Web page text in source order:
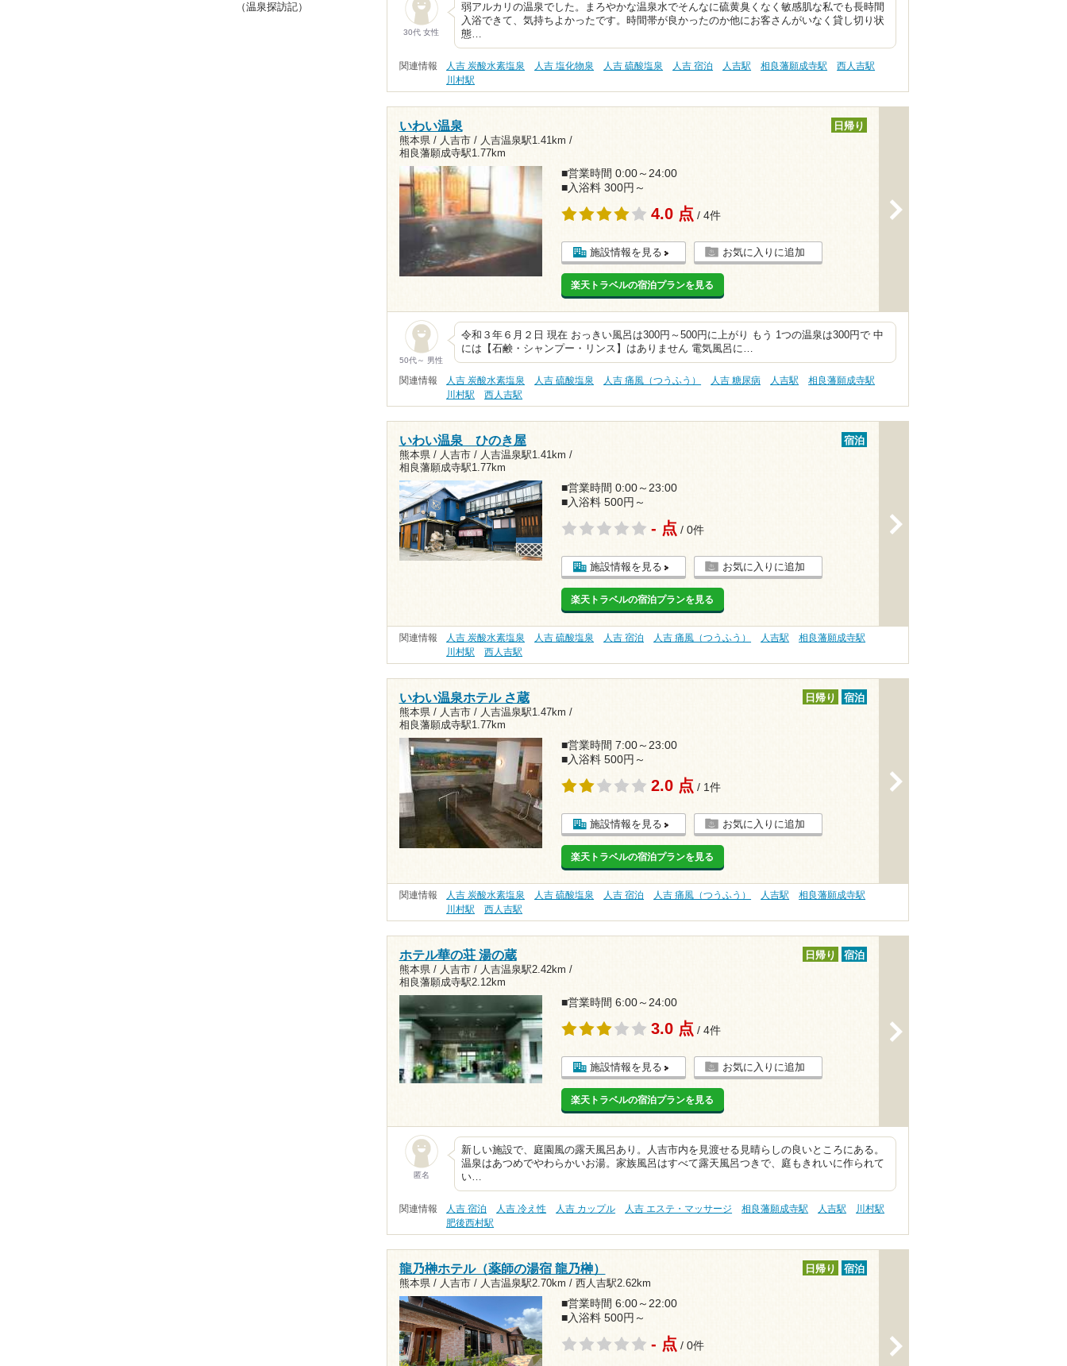
30代 女性
弱アルカリの温泉でした。まろやかな温泉水でそんなに硫黄臭くなく敏感肌な私でも長時間
入浴できて、気持ちよかったです。時間帯が良かったのか他にお客さんがいなく貸し切り状
態…
関連情報 人吉 炭酸水素塩泉 人吉 塩化物泉 人吉 硫酸塩泉 人吉 宿泊 人吉駅 相良藩願成寺駅
西人吉駅
川村駅
いわい温泉
熊本県 / 人吉市 / 人吉温泉駅1.41km /
相良藩願成寺駅1.77km
日帰り
■営業時間 0:00～24:00
■入浴料 300円～
4.0 点 / 4件
施設情報を見る お気に入りに追加
楽天トラベルの宿泊プランを見る
50代～ 男性
令和３年６月２日 現在 おっきい風呂は300円～500円に上がり もう 1つの温泉は300円で 中
には【石鹸・シャンプー・リンス】はありません 電気風呂に…
関連情報 人吉 炭酸水素塩泉 人吉 硫酸塩泉 人吉 痛風（つうふう） 人吉 糖尿病 人吉駅
相良藩願成寺駅
川村駅
西人吉駅
いわい温泉 ひのき屋
熊本県 / 人吉市 / 人吉温泉駅1.41km /
相良藩願成寺駅1.77km
宿泊
■営業時間 0:00～23:00
■入浴料 500円～
- 点 / 0件
施設情報を見る お気に入りに追加
楽天トラベルの宿泊プランを見る
関連情報 人吉 炭酸水素塩泉 人吉 硫酸塩泉 人吉 宿泊 人吉 痛風（つうふう） 人吉駅
相良藩願成寺駅
川村駅
西人吉駅
いわい温泉ホテル さ蔵
熊本県 / 人吉市 / 人吉温泉駅1.47km /
相良藩願成寺駅1.77km
日帰り 宿泊
■営業時間 7:00～23:00
■入浴料 500円～
2.0 点 / 1件
施設情報を見る お気に入りに追加
楽天トラベルの宿泊プランを見る
関連情報 人吉 炭酸水素塩泉 人吉 硫酸塩泉 人吉 宿泊 人吉 痛風（つうふう） 人吉駅
相良藩願成寺駅
川村駅
西人吉駅
ホテル華の荘 湯の蔵
熊本県 / 人吉市 / 人吉温泉駅2.42km /
相良藩願成寺駅2.12km
日帰り 宿泊
■営業時間 6:00～24:00
3.0 点 / 4件
施設情報を見る お気に入りに追加
楽天トラベルの宿泊プランを見る
匿名
新しい施設で、庭園風の露天風呂あり。人吉市内を見渡せる見晴らしの良いところにある。
温泉はあつめでやわらかいお湯。家族風呂はすべて露天風呂つきで、庭もきれいに作られて
い…
関連情報 人吉 宿泊 人吉 冷え性 人吉 カップル 人吉 エステ・マッサージ 相良藩願成寺駅 人吉駅
川村駅
肥後西村駅
龍乃榊ホテル（薬師の湯宿 龍乃榊）
熊本県 / 人吉市 / 人吉温泉駅2.70km / 西人吉駅2.62km
日帰り 宿泊
■営業時間 6:00～22:00
■入浴料 500円～
- 点 / 0件
（温泉探訪記）